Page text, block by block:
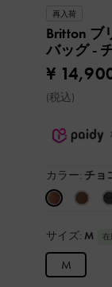
再入荷
Britton ブ
バッグ-
¥
(税込)
カラー: チョ
サイズ: M
M